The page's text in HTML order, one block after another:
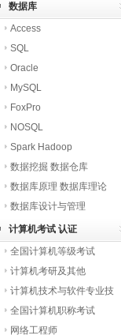
数据库
Access
SQL
Oracle
MySQL
FoxPro
NOSQL
Spark Hadoop
数据挖掘 数据仓库
数据库原理 数据库理论
数据库设计与管理
计算机考试 认证
全国计算机等级考试
计算机考研及其他
计算机技术与软件专业技
术全国计算机职称考试
网络工程师